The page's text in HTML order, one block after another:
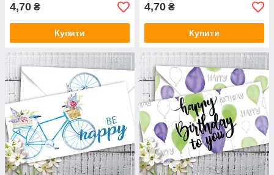
4,70 ₴
Купити
4,70 ₴
Купити